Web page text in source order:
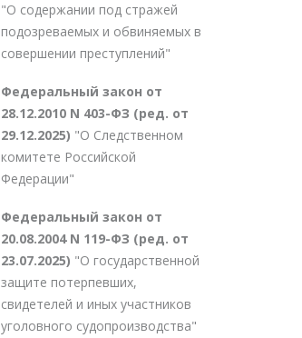
"О содержании под стражей
подозреваемых и обвиняемых в
совершении преступлений"
Федеральный закон от
28.12.2010 N 403-ФЗ (ред. от
29.12.2025) "О Следственном
комитете Российской
Федерации"
Федеральный закон от
20.08.2004 N 119-ФЗ (ред. от
23.07.2025) "О государственной
защите потерпевших,
свидетелей и иных участников
уголовного судопроизводства"